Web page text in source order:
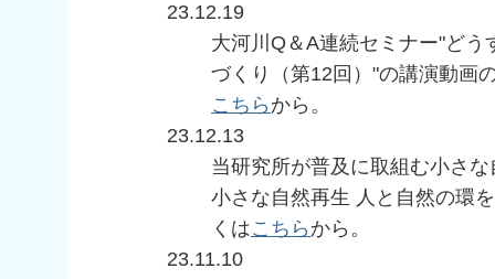
23.12.19
大河川Q＆A連続セミナー"ど
づくり（第12回）"の講演動画
こちら から。
23.12.13
当研究所が普及に取組む小さ
小さな自然再生 人と自然の環
くはこちら から。
23.11.10